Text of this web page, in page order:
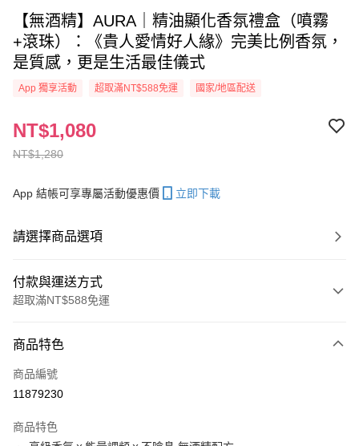
【無酒精】AURA｜精油顯化香氛禮盒（噴霧
+滾珠）：《貴人愛情好人緣》完美比例香氛，
是質感，更是生活最佳儀式
App 獨享活動 超取滿NT$588免運 國家/地區配送
NT$1,280
NT$1,080
App 結帳可享專屬活動優惠價 立即下載
請選擇商品選項
付款與運送方式
超取滿NT$588免運
信用卡一次付款
信用卡分期付款
合作金庫商業銀行
超商取貨付款
商品特色
商品編號
11879230
商品特色